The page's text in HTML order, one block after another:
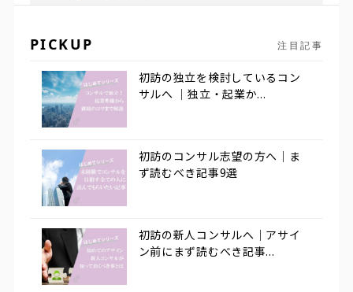
PICKUP 注目記事
初訪の独立を検討しているコン
サルへ ｜独立・起業か...
初訪のコンサル志望の方へ｜ま
ず読むべき記事9選
初訪の新人コンサルへ｜アサイ
ン前にまず読むべき記事...